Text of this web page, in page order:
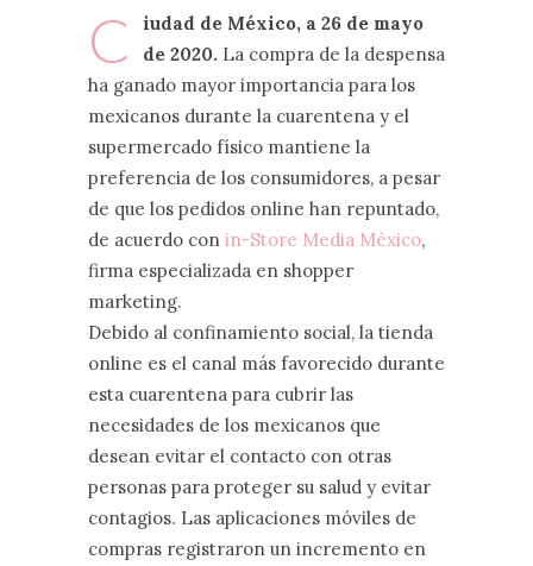
C
iudad de México, a 26 de mayo
de 2020. La compra de la despensa
ha ganado mayor importancia para los
mexicanos durante la cuarentena y el
supermercado físico mantiene la
preferencia de los consumidores, a pesar
de que los pedidos online han repuntado,
de acuerdo con in-Store Media México,
firma especializada en shopper
marketing.
Debido al confinamiento social, la tienda
online es el canal más favorecido durante
esta cuarentena para cubrir las
necesidades de los mexicanos que
desean evitar el contacto con otras
personas para proteger su salud y evitar
contagios. Las aplicaciones móviles de
compras registraron un incremento en